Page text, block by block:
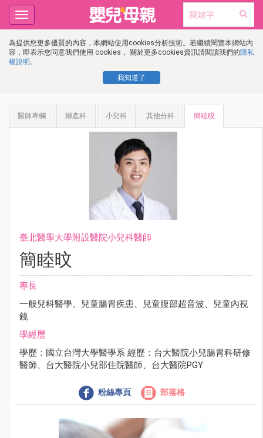
為提供您更多優質的內容，本網站使用cookies分析技術。若繼續閱覽本網站內
容，即表示您同意我們使用 cookies， 關於更多cookies資訊請閱讀我們的隱私
權說明 。
我知道了
Toggle
navigation
醫師專欄 婦產科 小兒科 其他分科 簡睦旼
臺北醫學大學附設醫院小兒科醫師
簡睦旼
專長
一般兒科醫學、兒童腸胃疾患、兒童腹部超音波、兒童內視
鏡
學經歷
學歷：國立台灣大學醫學系 經歷：台大醫院小兒腸胃科研修
醫師、台大醫院小兒部住院醫師、台大醫院PGY
粉絲專頁 部落格